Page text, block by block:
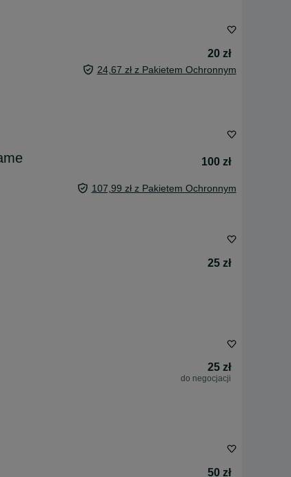
20 zł
24,67 zł z Pakietem Ochronnym
100 zł
107,99 zł z Pakietem Ochronnym
25 zł
25 zł
do negocjacji
50 zł